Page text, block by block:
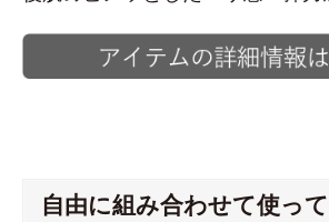
自由に組み合わせて使って